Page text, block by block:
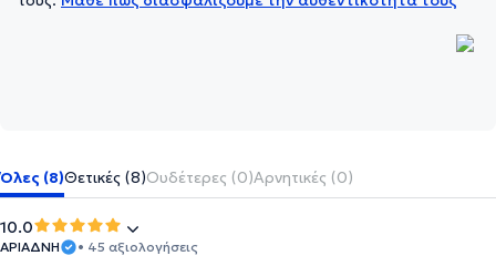
Όλες (8)Θετικές (8)Ουδέτερες (0)Αρνητικές (0)
10.0
ΑΡΙΑΔΝΗ • 45 αξιολογήσεις